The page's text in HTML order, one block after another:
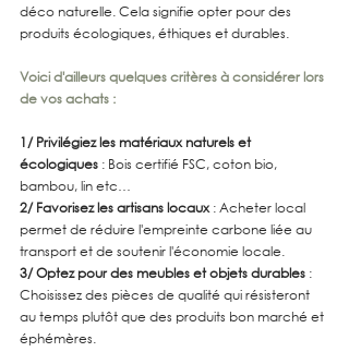
déco naturelle. Cela signifie opter pour des
produits écologiques, éthiques et durables.
Voici d'ailleurs quelques critères à considérer lors
de vos achats :
1/ Privilégiez les matériaux naturels et
écologiques : Bois certifié FSC, coton bio,
bambou, lin etc…
2/ Favorisez les artisans locaux : Acheter local
permet de réduire l'empreinte carbone liée au
transport et de soutenir l'économie locale.
3/ Optez pour des meubles et objets durables :
Choisissez des pièces de qualité qui résisteront
au temps plutôt que des produits bon marché et
éphémères.